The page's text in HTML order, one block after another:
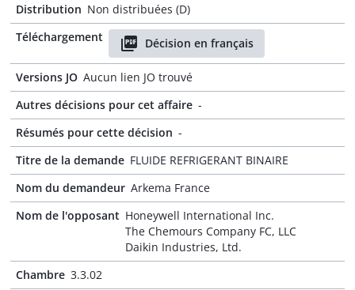
Distribution Non distribuées (D)
Téléchargement
Décision en français
Versions JO Aucun lien JO trouvé
Autres décisions pour cet affaire -
Résumés pour cette décision -
Titre de la demande FLUIDE REFRIGERANT BINAIRE
Nom du demandeur Arkema France
Nom de l'opposant Honeywell International Inc.
The Chemours Company FC, LLC
Daikin Industries, Ltd.
Chambre 3.3.02